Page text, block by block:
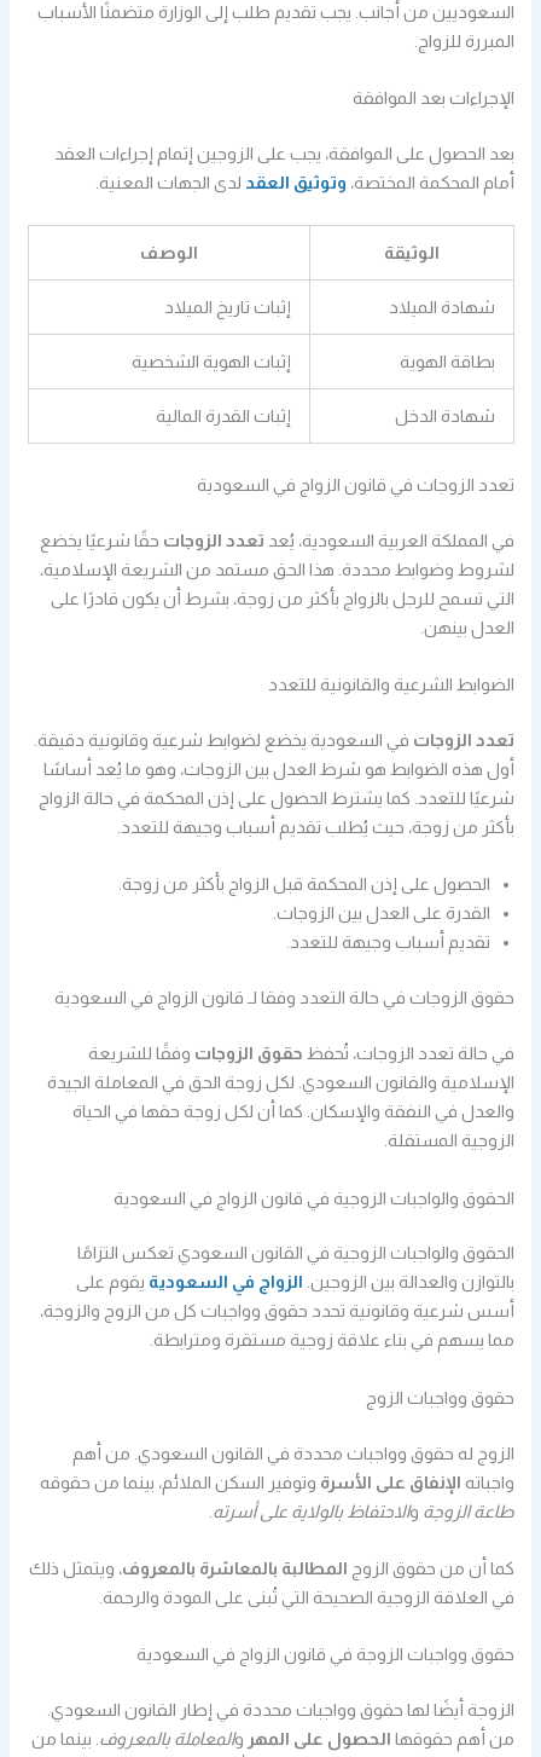
السعوديين من أجانب. يجب تقديم طلب إلى الوزارة متضمنًا الأسباب
المبررة للزواج.
الإجراءات بعد الموافقة
بعد الحصول على الموافقة، يجب على الزوجين إتمام إجراءات العقد
أمام المحكمة المختصة، وتوثيق العقد لدى الجهات المعنية.
الوثيقة الوصف
شهادة الميلاد إثبات تاريخ الميلاد
بطاقة الهوية إثبات الهوية الشخصية
شهادة الدخل إثبات القدرة المالية
تعدد الزوجات في قانون الزواج في السعودية
في المملكة العربية السعودية، يُعد تعدد الزوجات حقًا شرعيًا يخضع
لشروط وضوابط محددة. هذا الحق مستمد من الشريعة الإسلامية،
التي تسمح للرجل بالزواج بأكثر من زوجة، بشرط أن يكون قادرًا على
العدل بينهن.
الضوابط الشرعية والقانونية للتعدد
تعدد الزوجات في السعودية يخضع لضوابط شرعية وقانونية دقيقة.
أول هذه الضوابط هو شرط العدل بين الزوجات، وهو ما يُعد أساسًا
شرعيًا للتعدد. كما يشترط الحصول على إذن المحكمة في حالة الزواج
بأكثر من زوجة، حيث يُطلب تقديم أسباب وجيهة للتعدد.
الحصول على إذن المحكمة قبل الزواج بأكثر من زوجة.
القدرة على العدل بين الزوجات.
تقديم أسباب وجيهة للتعدد.
حقوق الزوجات في حالة التعدد وفقا لـ قانون الزواج في السعودية
في حالة تعدد الزوجات، تُحفظ حقوق الزوجات وفقًا للشريعة
الإسلامية والقانون السعودي. لكل زوجة الحق في المعاملة الجيدة
والعدل في النفقة والإسكان. كما أن لكل زوجة حقها في الحياة
الزوجية المستقلة.
الحقوق والواجبات الزوجية في قانون الزواج في السعودية
الحقوق والواجبات الزوجية في القانون السعودي تعكس التزامًا
بالتوازن والعدالة بين الزوجين. الزواج في السعودية يقوم على
أسس شرعية وقانونية تحدد حقوق وواجبات كل من الزوج والزوجة،
مما يسهم في بناء علاقة زوجية مستقرة ومترابطة.
حقوق وواجبات الزوج
الزوج له حقوق وواجبات محددة في القانون السعودي. من أهم
واجباته الإنفاق على الأسرة وتوفير السكن الملائم، بينما من حقوقه
طاعة الزوجة والاحتفاظ بالولاية على أسرته
كما أن من حقوق الزوج المطالبة بالمعاشرة بالمعروف، ويتمثل ذلك
في العلاقة الزوجية الصحيحة التي تُبنى على المودة والرحمة.
حقوق وواجبات الزوجة في قانون الزواج في السعودية
الزوجة أيضًا لها حقوق وواجبات محددة في إطار القانون السعودي.
من أهم حقوقها الحصول على المهر والمعاملة بالمعروف. بينما من